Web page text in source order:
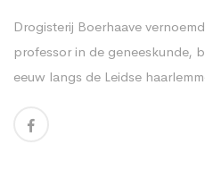
Drogisterij Boerhaave
professor in de geneeskunde,
eeuw langs de Leidse